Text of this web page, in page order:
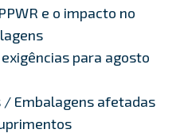
e o impacto no
para agosto
/ Embalagens afetadas